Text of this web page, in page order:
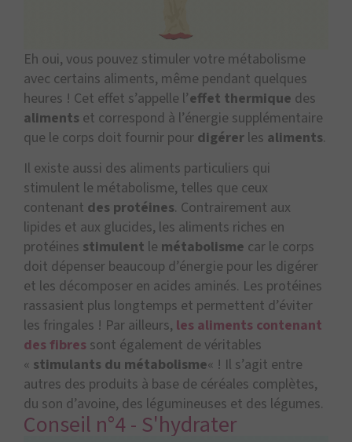
Eh oui, vous pouvez stimuler votre métabolisme
avec certains aliments, même pendant quelques
heures ! Cet effet s’appelle l’effet thermique des
aliments et correspond à l’énergie supplémentaire
que le corps doit fournir pour digérer les aliments.
Il existe aussi des aliments particuliers qui
stimulent le métabolisme, telles que ceux
contenant des protéines. Contrairement aux
lipides et aux glucides, les aliments riches en
protéines stimulent le métabolisme car le corps
doit dépenser beaucoup d’énergie pour les digérer
et les décomposer en acides aminés. Les protéines
rassasient plus longtemps et permettent d’éviter
les fringales ! Par ailleurs, les aliments contenant
des fibres sont également de véritables
« stimulants du métabolisme« ! Il s’agit entre
autres des produits à base de céréales complètes,
du son d’avoine, des légumineuses et des légumes.
Conseil n°4 - S'hydrater